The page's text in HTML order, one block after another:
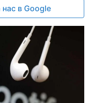
нас в Google